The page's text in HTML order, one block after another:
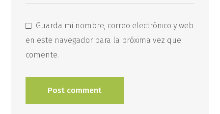
Guarda mi nombre, correo electrónico y web
en este navegador para la próxima vez que
comente.